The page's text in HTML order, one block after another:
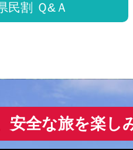
民割 Ｑ&Ａ
安全な旅を楽し